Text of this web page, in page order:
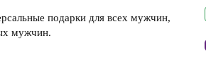
подарки для всех мужчин,
мужчин.